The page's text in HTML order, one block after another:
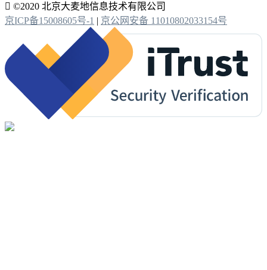
 ©2020 北京大麦地信息技术有限公司
京ICP备15008605号-1 | 京公网安备 11010802033154号